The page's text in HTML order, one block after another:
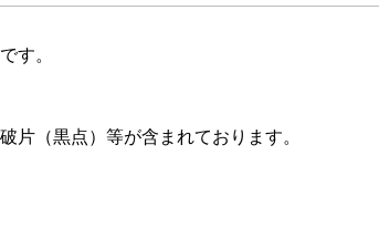
す。
片（黒点）等が含まれております。